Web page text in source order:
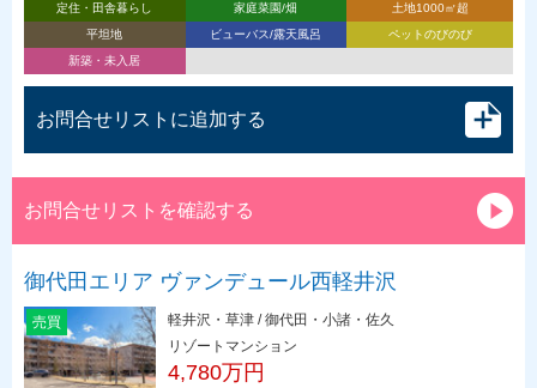
定住・田舎暮らし 家庭菜園/畑
土地1000㎡超
平坦地
ビューバス/露天風呂
ペットのびのび
新築・未入居
お問合せリストに追加する
お問合せリストを確認する
御代田エリア ヴァンデュール西軽井沢
売買
軽井沢・草津 / 御代田・小諸・佐久
リゾートマンション
4,780万円